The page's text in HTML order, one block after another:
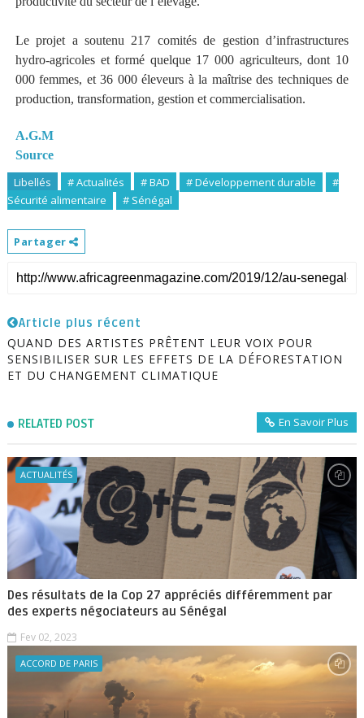
Le projet a soutenu 217 comités de gestion d’infrastructures
hydro-agricoles et formé quelque 17 000 agriculteurs, dont 10
000 femmes, et 36 000 éleveurs à la maîtrise des techniques de
production, transformation, gestion et commercialisation.
A.G.M
Source
Libellés # Actualités # BAD # Développement durable
#
Sécurité alimentaire
# Sénégal
Partager
Article plus récent
QUAND DES ARTISTES PRÊTENT LEUR VOIX POUR
SENSIBILISER SUR LES EFFETS DE LA DÉFORESTATION
ET DU CHANGEMENT CLIMATIQUE
RELATED POST En Savoir Plus
ACTUALITÉS
Des résultats de la Cop 27 appréciés différemment par
des experts négociateurs au Sénégal
Fev 02, 2023
ACCORD DE PARIS